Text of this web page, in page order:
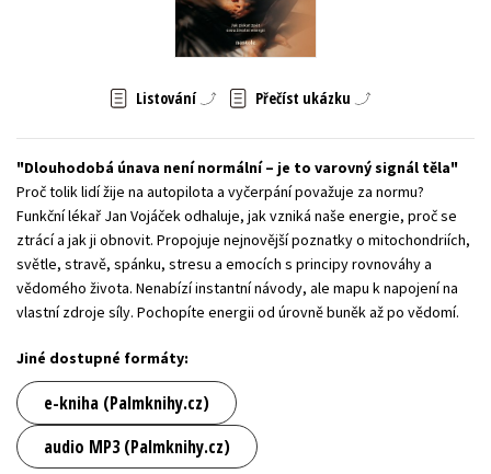
Zahraniční literatura
Listování Přečíst ukázku
Dlouhodobá únava není normální – je to varovný signál těla
Proč tolik lidí žije na autopilota a vyčerpání považuje za normu?
Funkční lékař Jan Vojáček odhaluje, jak vzniká naše energie, proč se
ztrácí a jak ji obnovit. Propojuje nejnovější poznatky o mitochondriích,
světle, stravě, spánku, stresu a emocích s principy rovnováhy a
vědomého života. Nenabízí instantní návody, ale mapu k napojení na
vlastní zdroje síly. Pochopíte energii od úrovně buněk až po vědomí.
Jiné dostupné formáty:
e-kniha (Palmknihy.cz)
audio MP3 (Palmknihy.cz)